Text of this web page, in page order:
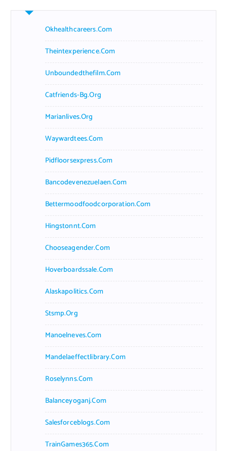
Okhealthcareers.com
Theintexperience.com
Unboundedthefilm.com
Catfriends-Bg.org
Marianlives.org
Waywardtees.com
Pidfloorsexpress.com
Bancodevenezuelaen.com
Bettermoodfoodcorporation.com
Hingstonnt.com
Chooseagender.com
Hoverboardssale.com
Alaskapolitics.com
Stsmp.org
Manoelneves.com
Mandelaeffectlibrary.com
Roselynns.com
Balanceyoganj.com
Salesforceblogs.com
TrainGames365.com